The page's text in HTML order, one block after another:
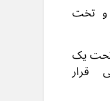
و تخت
یک
قرار